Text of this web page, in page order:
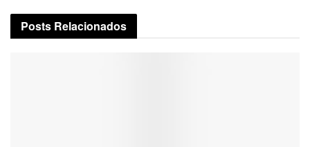
Posts Relacionados